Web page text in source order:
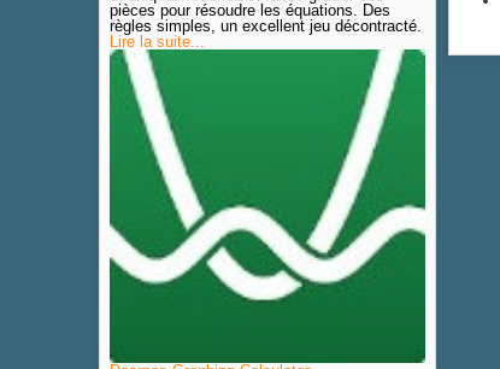
pièces pour résoudre les équations. Des
règles simples, un excellent jeu décontracté.
Lire la suite...